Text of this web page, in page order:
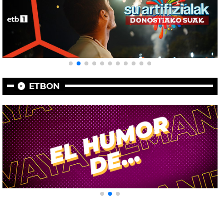
ETBON